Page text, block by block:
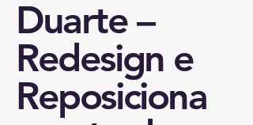
Duarte –
Redesign e
Reposiciona